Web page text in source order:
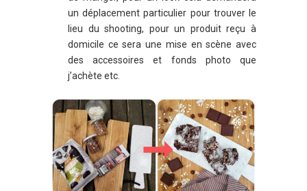
un déplacement particulier pour trouver le
lieu du shooting, pour un produit reçu à
domicile ce sera une mise en scène avec
des accessoires et fonds photo que
j’achète etc.